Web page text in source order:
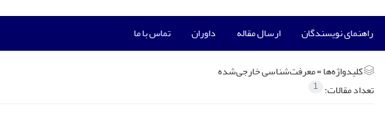
راهنمای نویسندگان ارسال مقاله داوران تماس با ما
کلیدواژه‌ها =معرفت‌شناسی خارجی‌شده
تعداد مقالات: 1